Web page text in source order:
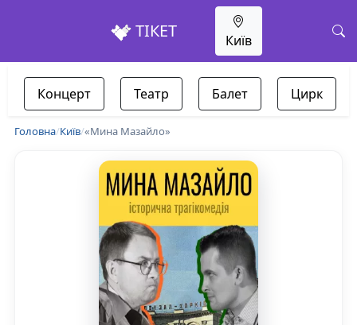
ТІКЕТ Київ
Концерт Театр Балет Цирк
Головна/Київ/«Мина Мазайло»